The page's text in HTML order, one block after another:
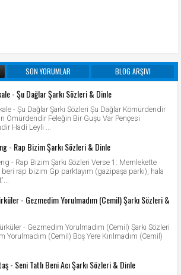
SON YORUMLAR BLOG ARŞIVI
- Şu Dağlar Şarkı Sözleri & Dinle
- Şu Dağlar Şarkı Sözleri Şu Dağlar Kömürdendir
Ömürdendir Feleğin Bir Guşu Var Pençesi
Hadi Leyli ...
- Rap Bizim Şarkı Sözleri & Dinle
- Rap Bizim Şarkı Sözleri Verse 1: Memlekette
rap bizim Gp parktayım (gazipaşa parkı), hala
- Gezmedim Yorulmadım (Cemil) Şarkı Sözleri &
- Gezmedim Yorulmadım (Cemil) Şarkı Sözleri
Yorulmadım (Cemil) Boş Yere Kırılmadım (Cemil)
- Seni Tatlı Beni Acı Şarkı Sözleri & Dinle